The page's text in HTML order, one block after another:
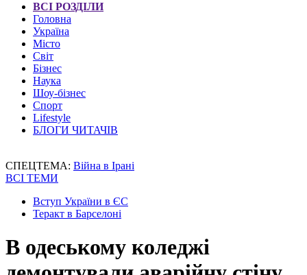
ВСІ РОЗДІЛИ
Головна
Україна
Місто
Світ
Бізнес
Наука
Шоу-бізнес
Спорт
Lifestyle
БЛОГИ ЧИТАЧІВ
СПЕЦТЕМА: Війна в Ірані
ВСІ ТЕМИ
Вступ України в ЄС
Теракт в Барселоні
В одеському коледжі